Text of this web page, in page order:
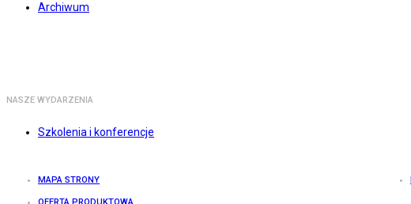
Archiwum
NASZE WYDARZENIA
Szkolenia i konferencje
MAPA STRONY